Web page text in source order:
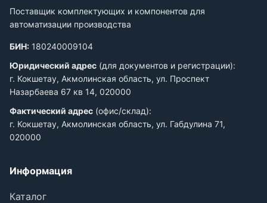
Поставщик комплектующих и компонентов для
автоматизации производства
БИН: 180240009104
Юридический адрес (для документов и регистрации):
г. Кокшетау, Акмолинская область, ул. Проспект
Назарбаева 67 кв 14, 020000
Фактический адрес (офис/склад):
г. Кокшетау, Акмолинская область, ул. Габдулина 71,
020000
Информация
Каталог